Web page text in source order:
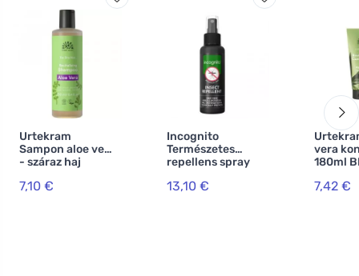
Urtekram
Sampon aloe vera
- száraz haj
7,10 €
Incognito
Természetes
repellens spray
védelem minden
13,10 €
vera
180ml
7,42 €